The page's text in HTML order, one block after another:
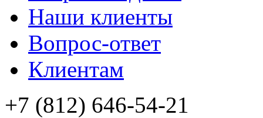
Наши клиенты
Вопрос-ответ
Клиентам
+7 (812) 646-54-21